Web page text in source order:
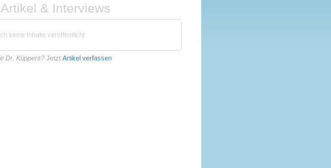
Artikel & Interviews
keine Inhalte veröffentlicht
Dr. Küppers? Jetzt Artikel verfassen